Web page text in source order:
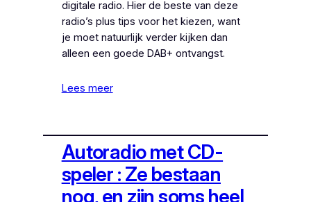
digitale radio. Hier de beste van deze
radio’s plus tips voor het kiezen, want
je moet natuurlijk verder kijken dan
alleen een goede DAB+ ontvangst.
Lees meer
Autoradio met CD-
speler : Ze bestaan
nog, en zijn soms heel